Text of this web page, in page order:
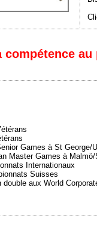
compétence
Games à St George/
Master Games à Malmö/
Internationaux
Suisses
aux World